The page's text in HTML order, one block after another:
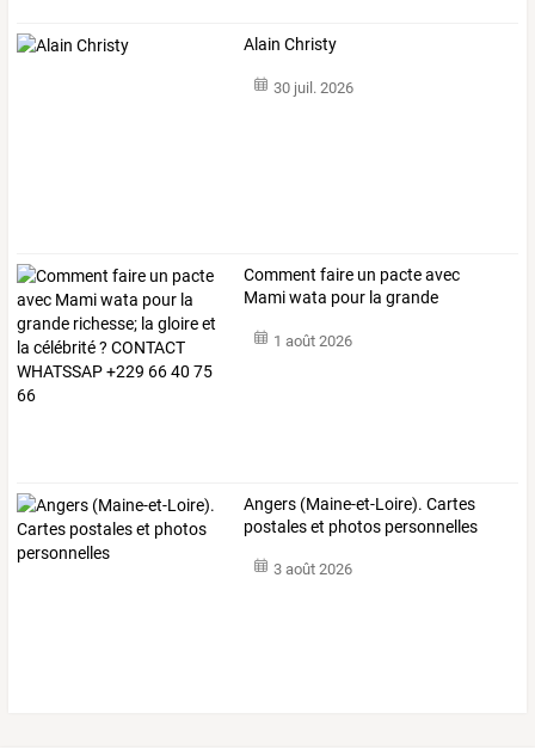
Alain Christy
30 juil. 2026
Comment faire un pacteavec
Mamiwata pour la grande
1 août 2026
Angers (Maine-et-Loire). Cartes
postales et photos personnelles
3 août 2026